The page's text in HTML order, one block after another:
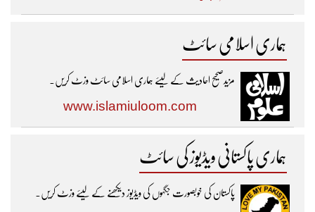
ہماری اسلامی سائٹ
مزیدصحیح احادیث کے لیئے ہماری اسلامی سائٹ وزٹ کریں۔
www.islamiuloom.com
ہماری پاکستانی ویڈیوز کی سائٹ
پاکستان کی خوبصورت جگہوں کی ویڈیوز دیکھنے کے لیئے وزٹ کریں۔